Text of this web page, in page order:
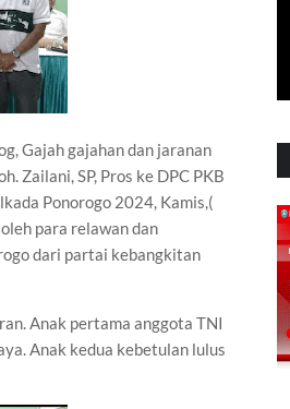
Gajah gajahan dan jaranan
Zailani, SP, Pros ke DPC PKB
Ponorogo 2024, Kamis,(
para relawan dan
dari partai kebangkitan
Anak pertama anggota TNI
Anak kedua kebetulan lulus